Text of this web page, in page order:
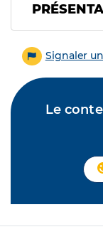
Signaler
Le